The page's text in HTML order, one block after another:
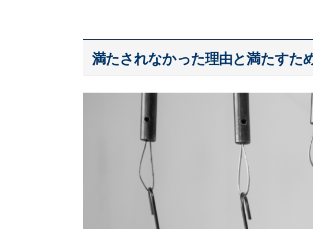
満たされなかった理由と満たすた